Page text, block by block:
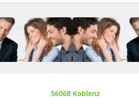
56068 Koblenz